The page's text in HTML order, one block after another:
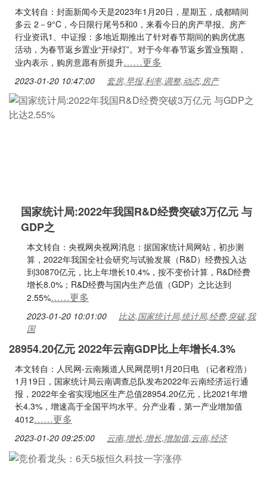
本文转自：封面新闻今天是2023年1月20日，星期五，成都晴间
多云 2－9°C，今日限行尾号5和0，来看今日的房产早报。房产
行业资讯1、中证报：多地近期推出了针对春节期间的购房优惠
活动，为春节返乡置业“开绿灯”。对于今年春节返乡置业预期，
业内表示，购房意愿有所提升……更多
2023-01-20 10:47:00 套房,早报,利率,调整,动态,房产
国家统计局:2022年我国R&D经费突破3万亿元 与
GDP之
本文转自：央视网央视网消息：据国家统计局网站，初步测
算，2022年我国全社会研究与试验发展（R&D）经费投入达
到30870亿元，比上年增长10.4%，按不变价计算，R&D经费
增长8.0%；R&D经费与国内生产总值（GDP）之比达到
2.55%……更多
2023-01-20 10:01:00
比达,国家统计局,统计局,经费,突破,我
国
28954.20亿元 2022年云南GDP比上年增长4.3%
本文转自：人民网-云南频道人民网昆明1月20日电 （记者程浩）
1月19日，国家统计局云南调查总队发布2022年云南经济运行通
报，2022年全省实现地区生产总值28954.20亿元，比2021年增
长4.3%，增速高于全国平均水平。分产业看，第一产业增加值
4012……更多
2023-01-20 09:25:00 云南,增长,增长,增加值,云南,经济